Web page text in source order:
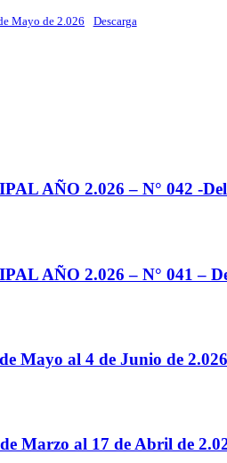
Mayo de 2.026 Descarga
AÑO 2.026 – N° 042 -Del
AÑO 2.026 – N° 041 –
Mayo al 4 de Junio de 2.026
Marzo al 17 de Abril de